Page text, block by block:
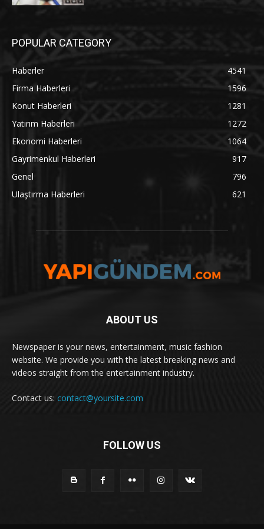
POPULAR CATEGORY
Haberler
4541
Firma Haberleri
1596
Konut Haberleri
1281
Yatırım Haberleri
1272
Ekonomi Haberleri
1064
Gayrimenkul Haberleri
917
Genel
796
Ulaştırma Haberleri
621
ABOUT US
Newspaper is your news, entertainment, music fashion
website. We provide you with the latest breaking news and
videos straight from the entertainment industry.
Contact us: contact@yoursite.com
FOLLOW US